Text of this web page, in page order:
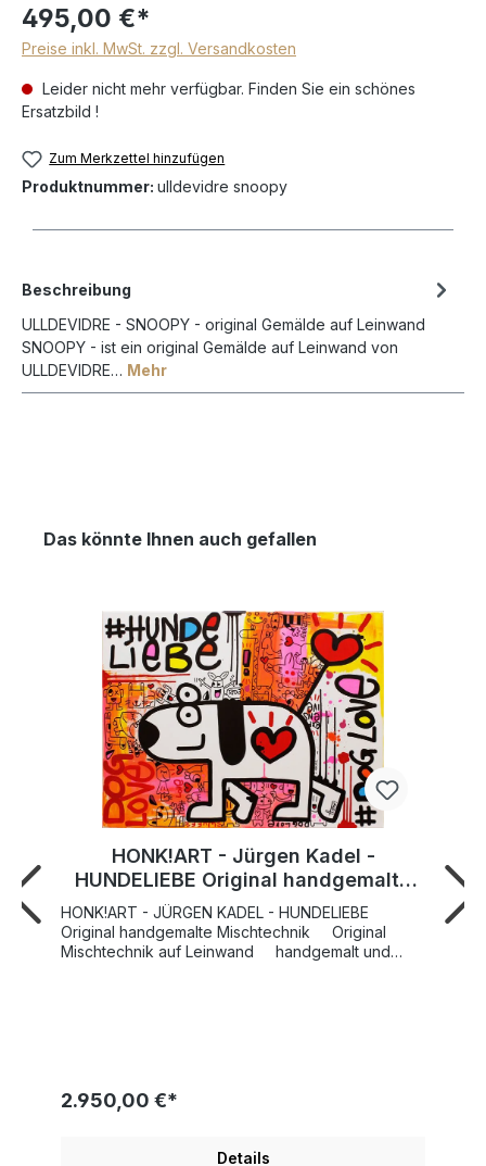
495,00 €*
Preise inkl. MwSt. zzgl. Versandkosten
Leider nicht mehr verfügbar. Finden Sie ein schönes
Ersatzbild !
Zum Merkzettel hinzufügen
Produktnummer: ulldevidre snoopy
Beschreibung
ULLDEVIDRE - SNOOPY - original Gemälde auf Leinwand
SNOOPY - ist ein original Gemälde auf Leinwand von
ULLDEVIDRE… Mehr
Das könnte Ihnen auch gefallen
HONK!ART - Jürgen Kadel -
HUNDELIEBE Original handgemalte
Mischtechnik
HONK!ART - JÜRGEN KADEL - HUNDELIEBE
Original handgemalte Mischtechnik Original
Mischtechnik auf Leinwand handgemalt und
Partyszene machte er zuletzt durch Hits wie "Hallo
Ganz in seinem Element sprühen seine frischen
2.950,00 €*
Details